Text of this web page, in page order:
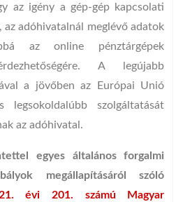
az igény a gép-gép kapcsolati
az adóhivatalnál meglévő adatok
az online pénztárgépek
A legújabb
a jövőben az Európai Unió
legsokoldalúbb szolgáltatását
az adóhivatal.
egyes általános forgalmi
megállapításáról szóló
évi 201. számú Magyar